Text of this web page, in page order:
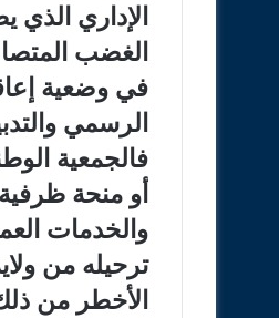
الإداري الذي
الغضب
في وضعية
الرسمي
فالجمعية
أو منحة
والخدمات
ترحيله من
الأخطر من